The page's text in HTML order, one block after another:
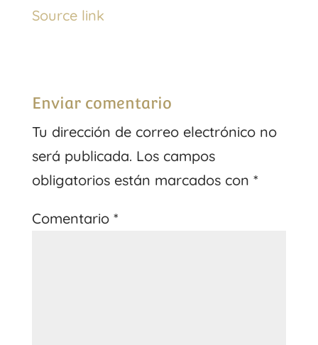
Source link
Enviar comentario
Tu dirección de correo electrónico no
será publicada. Los campos
obligatorios están marcados con *
Comentario *